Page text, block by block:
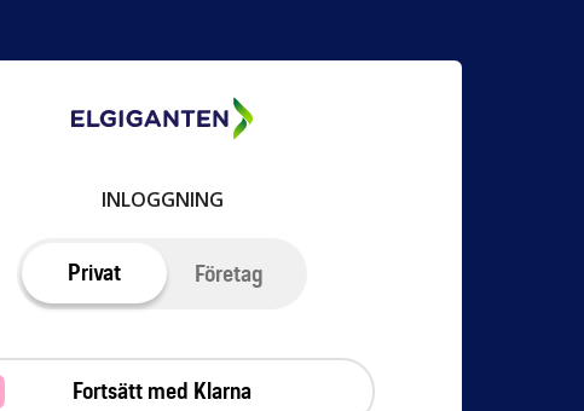
INLOGGNING
Privat Företag
Fortsätt med Klarna